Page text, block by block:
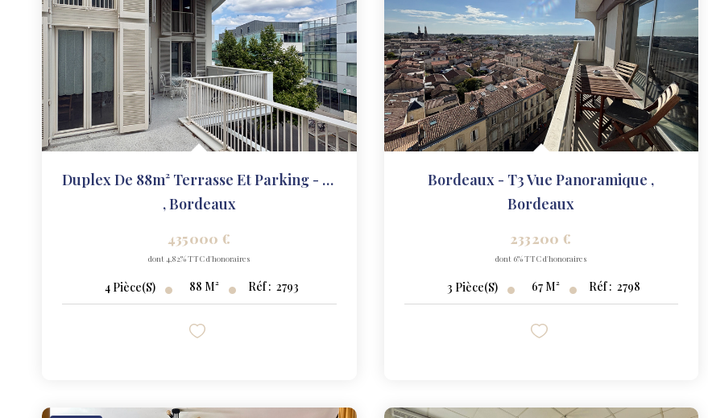
Duplex De 88m² Terrasse Et Parking - Jardin Botanique
,Bordeaux
435 000 €
dont 4,82% TTC d'honoraires
4 Pièce(s) 88 M² Réf : 2793
Bordeaux - T3 Vue Panoramique ,
Bordeaux
233 200 €
dont 6% TTC d'honoraires
3 Pièce(s) 67 M² Réf : 2798